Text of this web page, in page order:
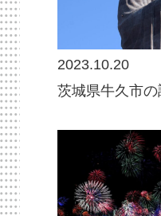
2023.10.20
茨城県牛久市の